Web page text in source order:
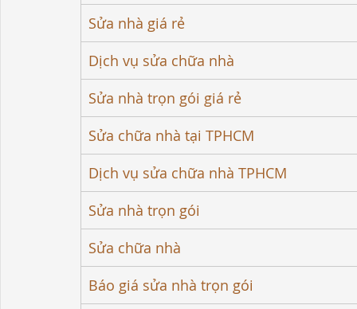
Sửa nhà giá rẻ
Dịch vụ sửa chữa nhà
Sửa nhà trọn gói giá rẻ
Sửa chữa nhà tại TPHCM
Dịch vụ sửa chữa nhà TPHCM
Sửa nhà trọn gói
Sửa chữa nhà
Báo giá sửa nhà trọn gói